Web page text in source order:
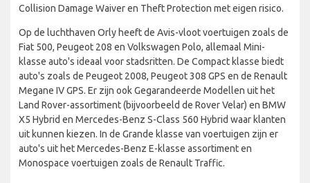
Collision Damage Waiver en Theft Protection met eigen risico.
Op de luchthaven Orly heeft de Avis-vloot voertuigen zoals de
Fiat 500, Peugeot 208 en Volkswagen Polo, allemaal Mini-
klasse auto's ideaal voor stadsritten. De Compact klasse biedt
auto's zoals de Peugeot 2008, Peugeot 308 GPS en de Renault
Megane IV GPS. Er zijn ook Gegarandeerde Modellen uit het
Land Rover-assortiment (bijvoorbeeld de Rover Velar) en BMW
X5 Hybrid en Mercedes-Benz S-Class 560 Hybrid waar klanten
uit kunnen kiezen. In de Grande klasse van voertuigen zijn er
auto's uit het Mercedes-Benz E-klasse assortiment en
Monospace voertuigen zoals de Renault Traffic.